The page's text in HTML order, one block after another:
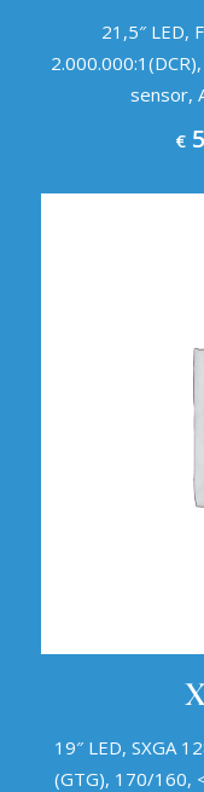
21,5″ LED,
sensor,
€
19″ LED, SXGA
(GTG), 170/160,